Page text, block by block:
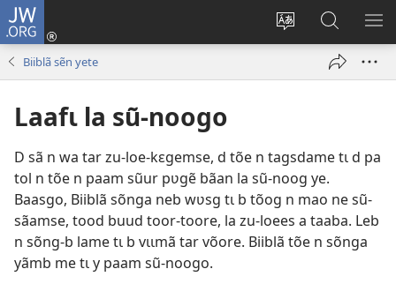
JW.ORG
Toeem-
Pak-
Bao-
y
bũmb
Y
Biiblã sẽn yete
Laafɩ la sũ-noogo
D sã n wa tar zu-loe-kɛgemse, d tõe n tagsdame tɩ d pa
tol n tõe n paam sũur pʋgẽ bãan la sũ-noog ye.
Baasgo, Biiblã sõnga neb wʋsg tɩ b tõog n mao ne sũ-
sãamse, tood buud toor-toore, la zu-loees a taaba. Leb
n sõng-b lame tɩ b vɩɩmã tar võore. Biiblã tõe n sõnga
yãmb me tɩ y paam sũ-noogo.